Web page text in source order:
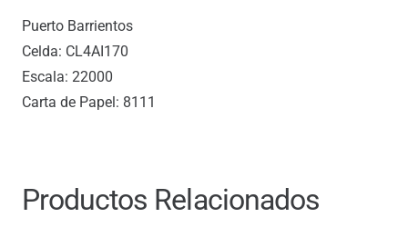
Puerto Barrientos
Celda: CL4AI170
Escala: 22000
Carta de Papel: 8111
Productos Relacionados